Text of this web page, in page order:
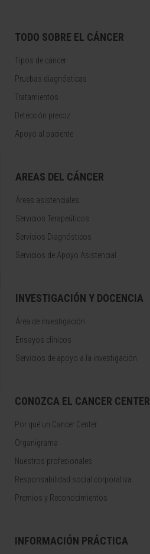
TODO SOBRE EL CÁNCER
Tipos de cáncer
Pruebas diagnósticas
Tratamientos
Detección precoz
Apoyo al paciente
AREAS DEL CÁNCER
Áreas asistenciales
Servicios Terapeúticos
Servicios Diagnósticos
Servicios de Apoyo Asistencial
INVESTIGACIÓN Y DOCENCIA
Área de investigación
Ensayos clínicos
Servicios de apoyo a la investigación
CONOZCA EL CANCER CENTER
Por qué un Cancer Center
Organigrama
Nuestros profesionales
Responsabilidad social corporativa
Premios y Reconocimientos
INFORMACIÓN PRÁCTICA